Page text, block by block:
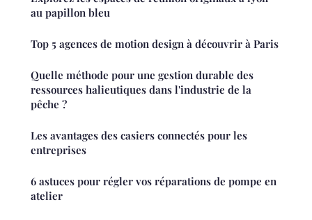
au papillon bleu
Top 5 agences de motion design à découvrir à Paris
Quelle méthode pour une gestion durable des
ressources halieutiques dans l'industrie de la
pêche ?
Les avantages des casiers connectés pour les
entreprises
6 astuces pour régler vos réparations de pompe en
atelier